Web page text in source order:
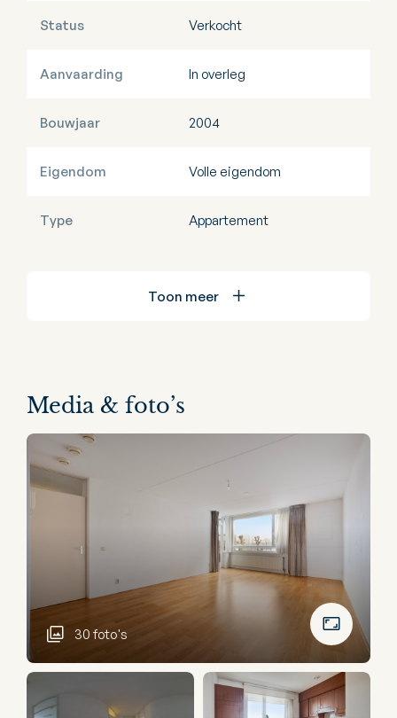
Status Verkocht
Aanvaarding In overleg
Bouwjaar 2004
Eigendom Volle eigendom
Type Appartement
Toon meer
Media & foto’s
30 foto's